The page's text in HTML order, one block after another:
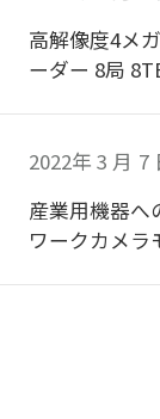
高解像度4メ
ーダー 8局
2022年 3 月 7
産業用機器へ
ワークカメラ